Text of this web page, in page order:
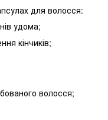
для волосся:
удома;
кінчиків;
волосся;